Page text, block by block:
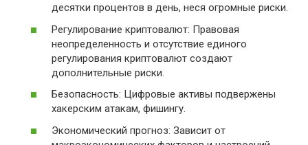
десятки процентов в день, неся огромные риски.
Регулирование криптовалют: Правовая
неопределенность и отсутствие единого
регулирования криптовалют создают
дополнительные риски.
Безопасность: Цифровые активы подвержены
хакерским атакам, фишингу.
Экономический прогноз: Зависит от